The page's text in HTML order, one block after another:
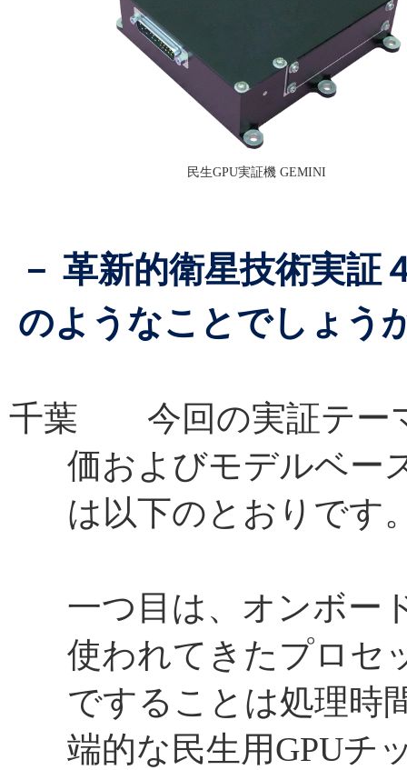
民生GPU実証機 GEMINI
－ 革新的衛星技術実証
のようなことでしょう
千葉 今回の実証テーマ
価およびモデルベー
は以下のとおりです
一つ目は、オンボー
使われてきたプロセ
ですることは処理時
端的な民生用GPUチ